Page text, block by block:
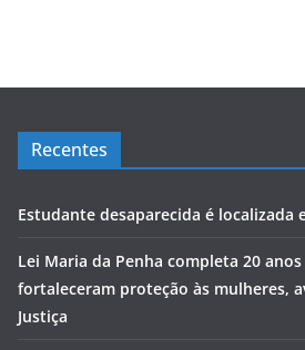
Recentes
Estudante desaparecida é localizada
Lei Maria da Penha completa 20
fortaleceram proteção às mulheres,
Justiça